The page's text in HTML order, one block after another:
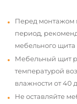
Перед монтажом
период,
мебельного
Мебельный щит
температурой
влажности от 40
Не оставляйте